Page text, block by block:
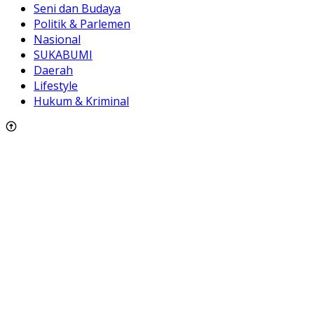
Seni dan Budaya
Politik & Parlemen
Nasional
SUKABUMI
Daerah
Lifestyle
Hukum & Kriminal